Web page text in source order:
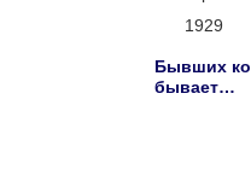
1929
Бывших
бывает…